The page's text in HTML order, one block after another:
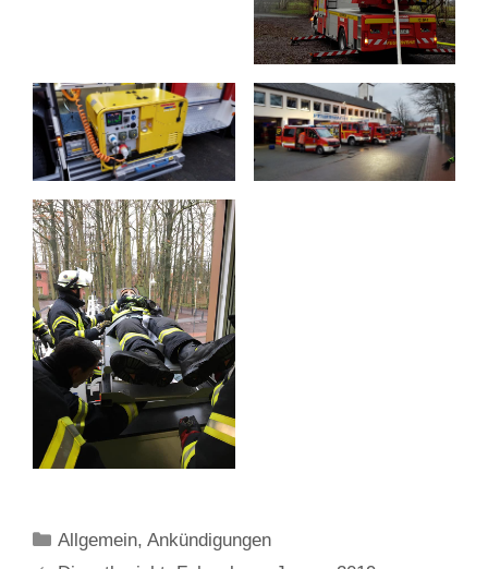
Kategorien
Allgemein,Ankündigungen